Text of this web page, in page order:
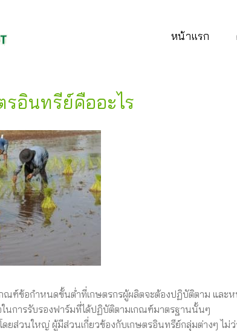
หน้าแรก
อินทรีย์คืออะไร
ณฑ์ข้อกำหนดขั้นต่ำที่เกษตรกรผู้ผลิตจะต้องปฏิบัติตาม และห
ในการรับรองฟาร์มที่ได้ปฏิบัติตามเกณฑ์มาตรฐานนั้นๆ
ยส่วนใหญ่ ผู้มีส่วนเกี่ยวข้องกับเกษตรอินทรีย์กลุ่มต่างๆ ไม่